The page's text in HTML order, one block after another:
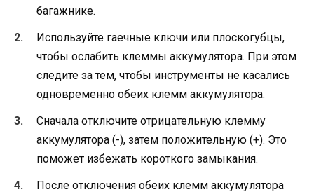
багажнике.
Используйте гаечные ключи или плоскогубцы,
чтобы ослабить клеммы аккумулятора. При этом
следите за тем, чтобы инструменты не касались
одновременно обеих клемм аккумулятора.
Сначала отключите отрицательную клемму
аккумулятора (-), затем положительную (+). Это
поможет избежать короткого замыкания.
После отключения обеих клемм аккумулятора